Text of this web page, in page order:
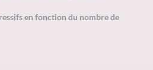
en fonction du nombre de